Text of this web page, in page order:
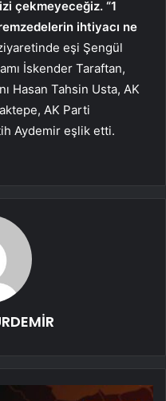
çekmeyeceğiz. “1
ihtiyacı ne
eşi Şengül
İskender Taraftan,
Hasan Tahsin Usta, AK
AK Parti
Aydemir eşlik etti.